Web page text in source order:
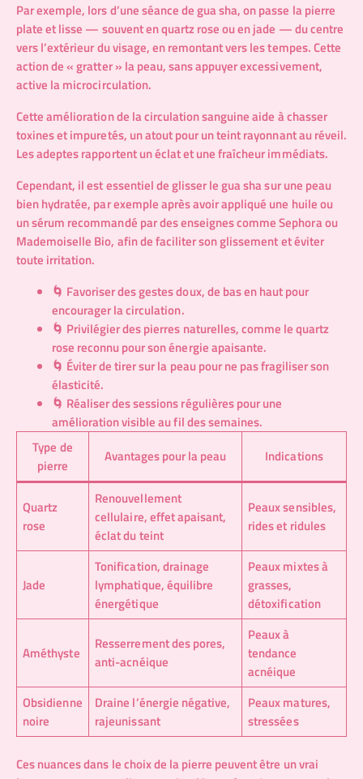
Par exemple, lors d’une séance de gua sha, on passe la pierre
plate et lisse — souvent en quartz rose ou en jade — du centre
vers l’extérieur du visage, en remontant vers les tempes. Cette
action de « gratter » la peau, sans appuyer excessivement,
active la microcirculation.
Cette amélioration de la circulation sanguine aide à chasser
toxines et impuretés, un atout pour un teint rayonnant au réveil.
Les adeptes rapportent un éclat et une fraîcheur immédiats.
Cependant, il est essentiel de glisser le gua sha sur une peau
bien hydratée, par exemple après avoir appliqué une huile ou
un sérum recommandé par des enseignes commeSephoraou
Mademoiselle Bio, afin de faciliter son glissement et éviter
toute irritation.
🌀 Favoriser des gestes doux, de bas en haut pour
encourager la circulation.
🌀 Privilégier des pierres naturelles, comme le quartz
rose reconnu pour son énergie apaisante.
🌀 Éviter de tirer sur la peau pour ne pas fragiliser son
élasticité.
🌀 Réaliser des sessions régulières pour une
amélioration visible au fil des semaines.
Type de
pierre
Avantages pour la peau Indications
Quartz
rose
Renouvellement
cellulaire, effet apaisant,
éclat du teint
Peaux sensibles,
rides et ridules
Jade
Tonification, drainage
lymphatique, équilibre
énergétique
Peaux mixtes à
grasses,
détoxification
Améthyste
Resserrement des pores,
anti-acnéique
Peaux à
tendance
acnéique
Obsidienne
noire
Draine l’énergie négative,
rajeunissant
Peaux matures,
stressées
Ces nuances dans le choix de la pierre peuvent être un vrai